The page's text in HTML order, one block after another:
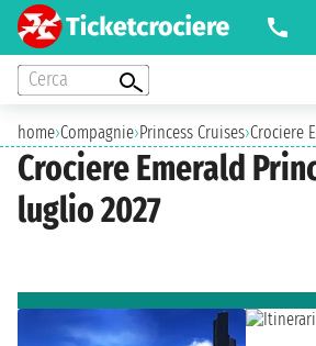
Cerca
home›Compagnie›Princess Cruises›Crociere
Crociere Emerald
luglio 2027